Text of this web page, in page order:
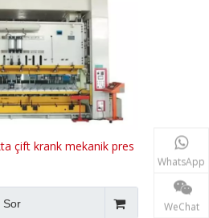
çift krank mekanik pres
Sor
WhatsApp
WeChat